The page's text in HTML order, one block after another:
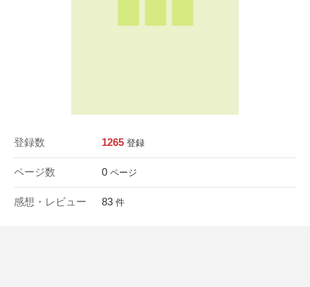
登録数 1265 登録
ページ数 0 ページ
感想・レビュー 83 件